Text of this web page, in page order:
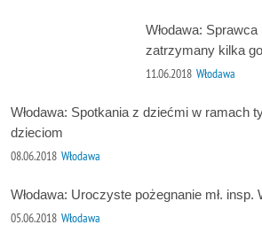
Włodawa:
zatrzymany kilka
11.06.2018 Włodawa
Włodawa: Spotkania z dziećmi w ramach
dzieciom
08.06.2018 Włodawa
Włodawa: Uroczyste pożegnanie mł. insp.
05.06.2018 Włodawa